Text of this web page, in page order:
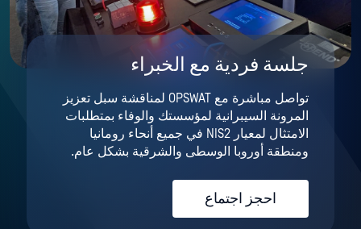
جلسة فردية مع الخبراء
تواصل مباشرة مع OPSWAT لمناقشة سبل تعزيز
المرونة السيبرانية لمؤسستك والوفاء بمتطلبات
الامتثال لمعيار NIS2 في جميع أنحاء رومانيا
ومنطقة أوروبا الوسطى والشرقية بشكل عام.
احجز اجتماع